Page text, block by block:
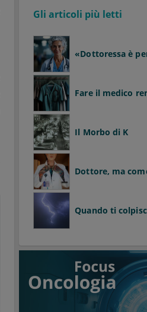
Gli articoli più letti
«Dottoressa è
Fare il medico
Il Morbo di K
Dottore, ma
Quando ti